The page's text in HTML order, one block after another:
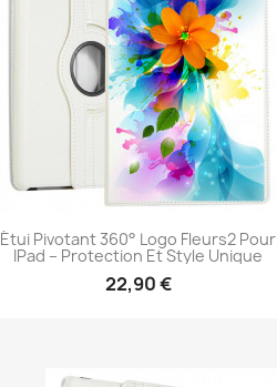
Étui Pivotant 360° Logo Fleurs2 Pour
IPad – Protection Et Style Unique
22,90 €